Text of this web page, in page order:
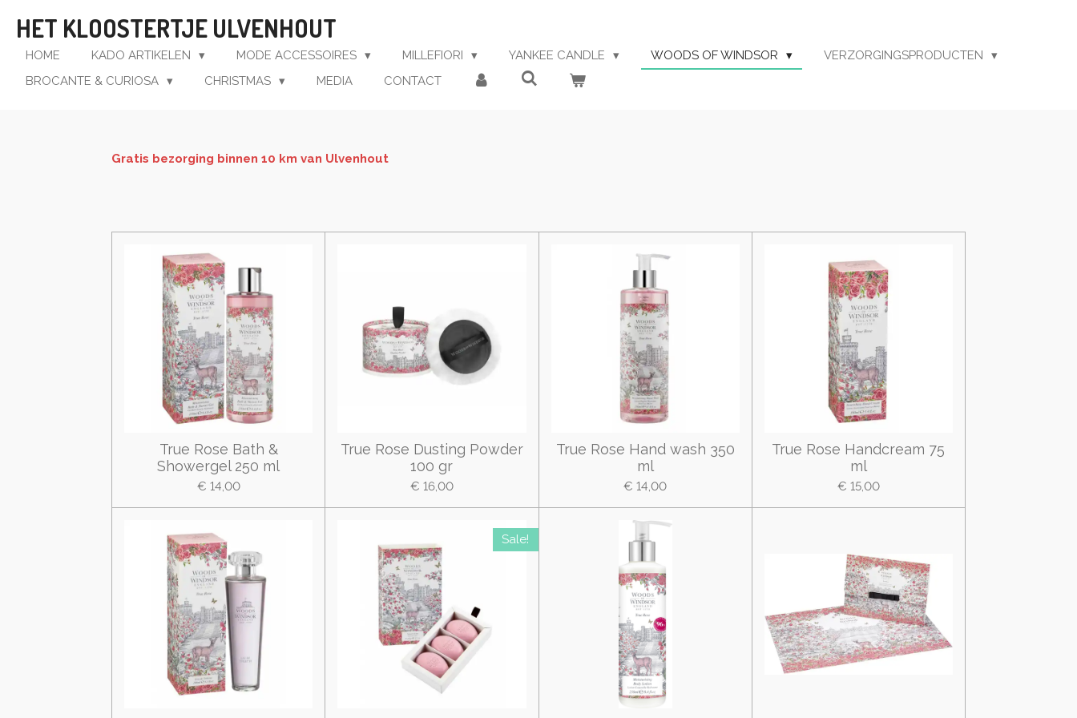
direct
naar
hoofdinhoud
HET KLOOSTERTJE ULVENHOUT
HOME KADO ARTIKELEN MODE ACCESSOIRES MILLEFIORI YANKEE CANDLE WOODS OF WINDSOR
VERZORGINGSPRODUCTEN
BROCANTE & CURIOSA
CHRISTMAS MEDIA CONTACT
Gratis bezorging binnen 10 km van Ulvenhout
True Rose Bath &
Showergel 250 ml
€ 14,00
True Rose Dusting Powder
100 gr
€ 16,00
True Rose Hand wash 350
ml
€ 14,00
True Rose Handcream 75
ml
€ 15,00
Sale!